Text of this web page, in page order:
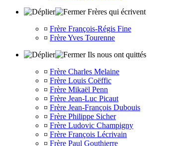
Frères qui écrivent
¤ Frère François-Régis Fine
¤ Frère Yves Tourenne
Ils nous ont quittés
¤ Frère Charles Melaine
¤ Frère Louis Coëffic
¤ Frère Mikaël Penn
¤ Frère Jean-Luc Picaut
¤ Frère Jean-François Dubouis
¤ Frère Philippe Sicher
¤ Frère Ludovic Champigny
¤ Frère François Lécrivain
¤ Frère Paul Gouthierre